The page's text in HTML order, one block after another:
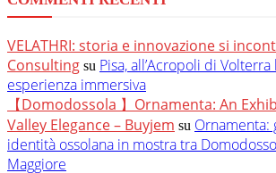
VELATHRI: storia e innovazione si
Consulting su Pisa, all’Acropoli di
esperienza immersiva
【Domodossola 】Ornamenta: An
Valley Elegance – Buyjem su Ornamenta:
identità ossolana in mostra tra
Maggiore